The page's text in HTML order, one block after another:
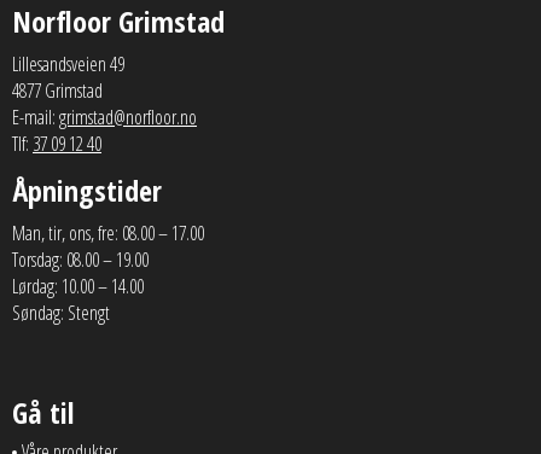
Norfloor Grimstad
Lillesandsveien 49
4877 Grimstad
E-mail:grimstad@norfloor.no
Tlf: 37 09 12 40
Åpningstider
Man, tir, ons, fre: 08.00 – 17.00
Torsdag: 08.00 – 19.00
Lørdag: 10.00 – 14.00
Søndag: Stengt
Gå til